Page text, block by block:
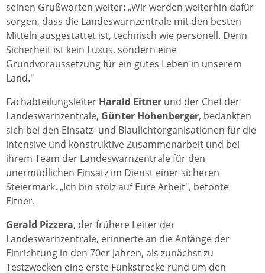
seinen Grußworten weiter: „Wir werden weiterhin dafür
sorgen, dass die Landeswarnzentrale mit den besten
Mitteln ausgestattet ist, technisch wie personell. Denn
Sicherheit ist kein Luxus, sondern eine
Grundvoraussetzung für ein gutes Leben in unserem
Land."
Fachabteilungsleiter Harald Eitner und der Chef der
Landeswarnzentrale, Günter Hohenberger, bedankten
sich bei den Einsatz- und Blaulichtorganisationen für die
intensive und konstruktive Zusammenarbeit und bei
ihrem Team der Landeswarnzentrale für den
unermüdlichen Einsatz im Dienst einer sicheren
Steiermark. „Ich bin stolz auf Eure Arbeit", betonte
Eitner.
Gerald Pizzera, der frühere Leiter der
Landeswarnzentrale, erinnerte an die Anfänge der
Einrichtung in den 70er Jahren, als zunächst zu
Testzwecken eine erste Funkstrecke rund um den